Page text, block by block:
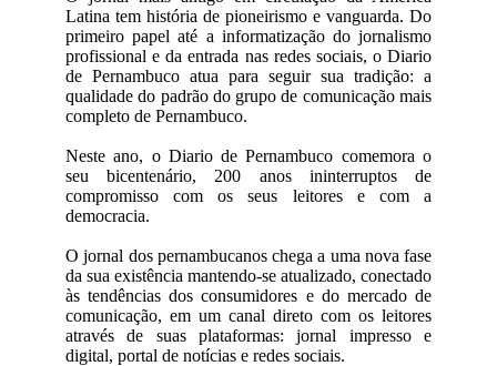
Latina tem história de pioneirismo e vanguarda. Do
primeiro papel até a informatização do jornalismo
profissional e da entrada nas redes sociais, o Diario
de Pernambuco atua para seguir sua tradição: a
qualidade do padrão do grupo de comunicação mais
completo de Pernambuco.
Neste ano, o Diario de Pernambuco comemora o
seu bicentenário, 200 anos ininterruptos de
compromisso com os seus leitores e com a
democracia.
O jornal dos pernambucanos chega a uma nova fase
da sua existência mantendo-se atualizado, conectado
às tendências dos consumidores e do mercado de
comunicação, em um canal direto com os leitores
através de suas plataformas: jornal impresso e
digital, portal de notícias e redes sociais.